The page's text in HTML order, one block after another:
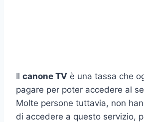
Il canone TV è una tassa che
pagare per poter accedere al
Molte persone tuttavia, non
di accedere a questo servizio,